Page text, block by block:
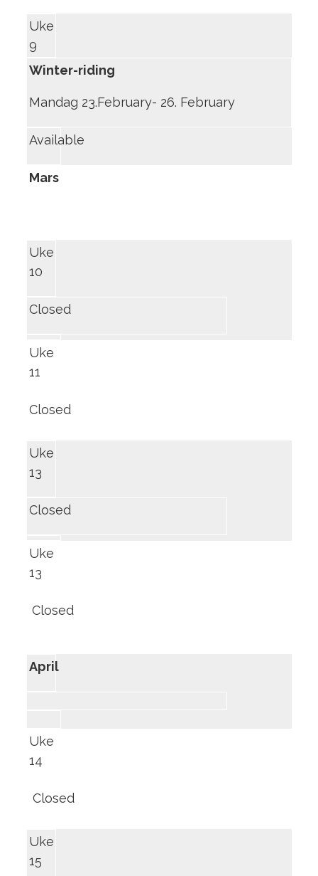
Uke
9
Winter-riding
Mandag 23.February- 26. February
Available
Mars
Uke
10
Closed
Uke
11
Closed
Uke
13
Closed
Uke
13
Closed
April
Uke
14
Closed
Uke
15